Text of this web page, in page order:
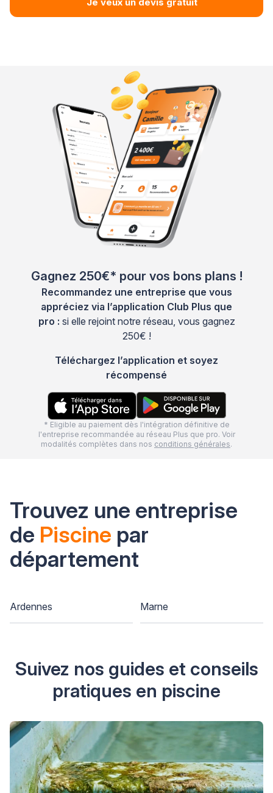
Gagnez 250€* pour vos bons plans !
Recommandez une entreprise que vous
appréciez via l’application Club Plus que
pro : si elle rejoint notre réseau, vous gagnez
250€ !
Téléchargez l’application et soyez
récompensé
* Eligible au paiement dès l'intégration définitive de
l'entreprise recommandée au réseau Plus que pro. Voir
modalités complètes dans nos conditions générales.
Trouvez une entreprise
de Piscine par
département
Ardennes Marne
Suivez nos guides et conseils
pratiques en piscine